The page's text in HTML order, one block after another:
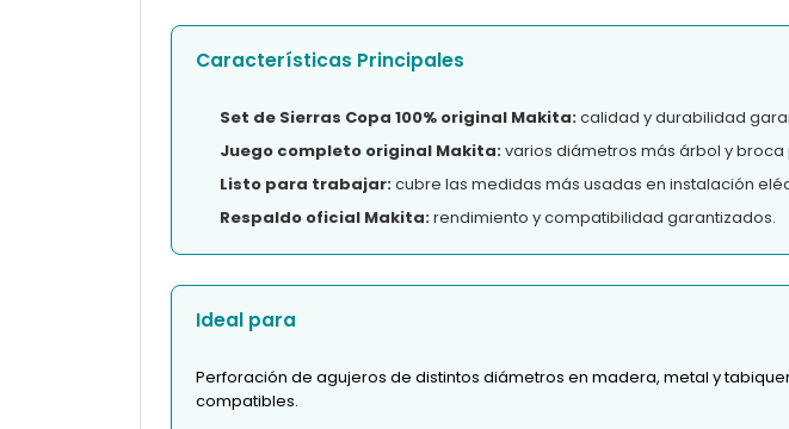
Características Principales
Set de Sierras Copa 100% original Makita:calidad y durabilidad
Juego completo original Makita:varios diámetros más árbol y broca
Listo para trabajar:cubre las medidas más usadas en instalación
Respaldo oficial Makita:rendimiento y compatibilidad garantizados.
Ideal para
Perforación de agujeros de distintos diámetros en madera, metal y
compatibles.